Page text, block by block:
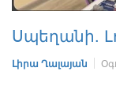
Սպեղանի.
Լիրա Ղալայան